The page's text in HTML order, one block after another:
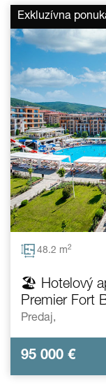
Exkluzívna
48.2 m2
🏖️ Hotelový
Premier Fort
Predaj,
95 000 €